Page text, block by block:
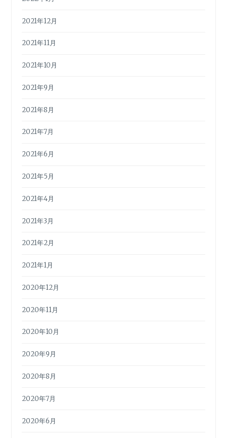
2021年12月
2021年11月
2021年10月
2021年9月
2021年8月
2021年7月
2021年6月
2021年5月
2021年4月
2021年3月
2021年2月
2021年1月
2020年12月
2020年11月
2020年10月
2020年9月
2020年8月
2020年7月
2020年6月